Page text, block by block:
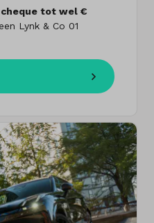
tot wel €
Lynk & Co 01